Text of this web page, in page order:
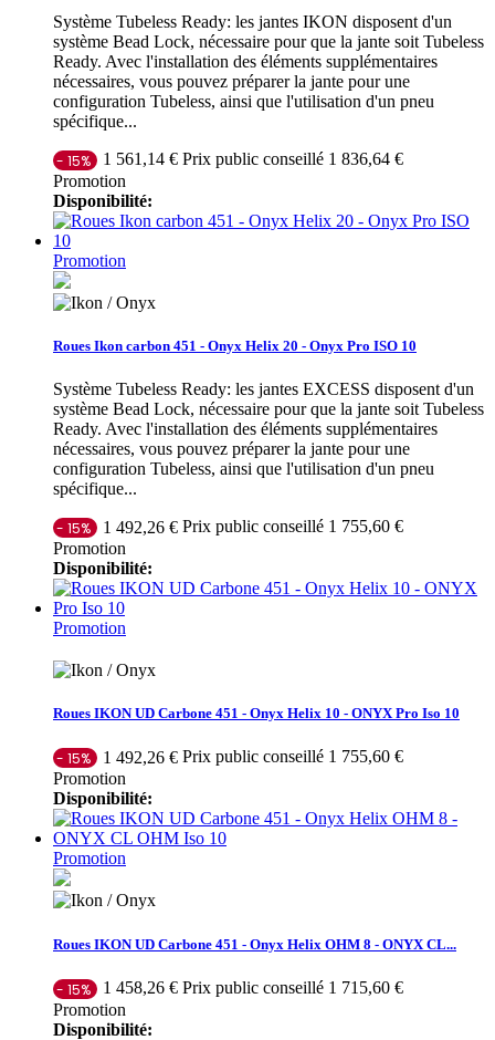
Système Tubeless Ready: les jantes IKON disposent d'un
système Bead Lock, nécessaire pour que la jante soit Tubeless
Ready. Avec l'installation des éléments supplémentaires
nécessaires, vous pouvez préparer la jante pour une
configuration Tubeless, ainsi que l'utilisation d'un pneu
spécifique...
- 15% 1 561,14 € Prix public conseillé 1 836,64 €
Promotion
Disponibilité:
Promotion
Roues Ikon carbon 451 - Onyx Helix 20 - Onyx Pro ISO 10
Système Tubeless Ready: les jantes EXCESS disposent d'un
système Bead Lock, nécessaire pour que la jante soit Tubeless
Ready. Avec l'installation des éléments supplémentaires
nécessaires, vous pouvez préparer la jante pour une
configuration Tubeless, ainsi que l'utilisation d'un pneu
spécifique...
- 15% 1 492,26 € Prix public conseillé 1 755,60 €
Promotion
Disponibilité:
Promotion
Roues IKON UD Carbone 451 - Onyx Helix 10 - ONYX Pro Iso 10
- 15% 1 492,26 € Prix public conseillé 1 755,60 €
Promotion
Disponibilité:
Promotion
Roues IKON UD Carbone 451 - Onyx Helix OHM 8 - ONYX CL...
- 15% 1 458,26 € Prix public conseillé 1 715,60 €
Promotion
Disponibilité: